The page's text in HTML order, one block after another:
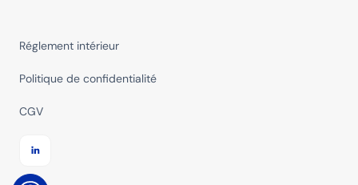
Réglement intérieur
Politique de confidentialité
CGV